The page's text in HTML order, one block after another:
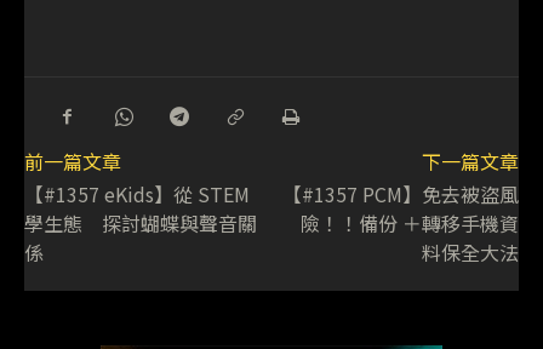
前一篇文章
【#1357 eKids】從 STEM
學生態 探討蝴蝶與聲音關
係
下一篇文章
【#1357 PCM】免去被盜風
險！！備份 ＋轉移手機資
料保全大法